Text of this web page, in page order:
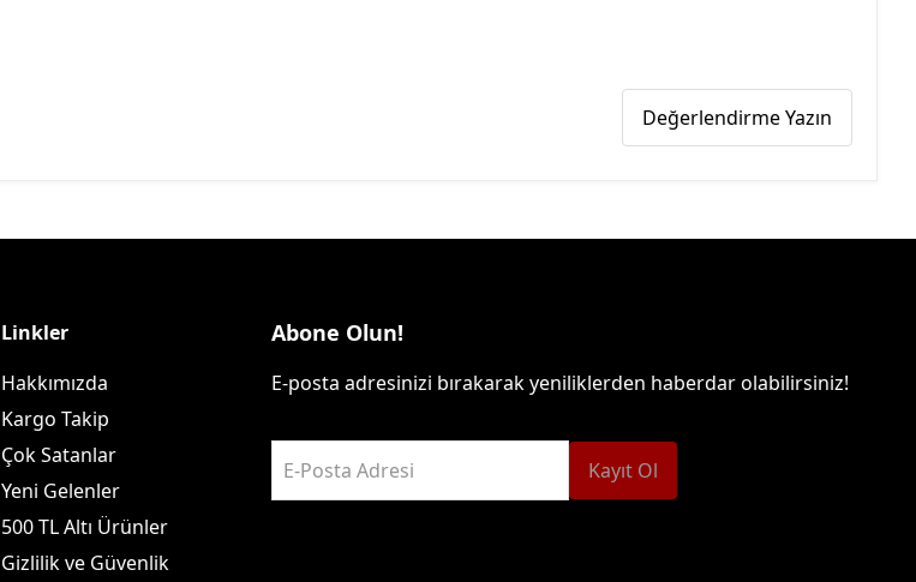
Değerlendirme Yazın
Linkler
Hakkımızda
Kargo Takip
Çok Satanlar
Yeni Gelenler
500 TL Altı Ürünler
Gizlilik ve Güvenlik
Abone Olun!
E-posta adresinizi bırakarak yeniliklerden haberdar olabilirsiniz!
E-Posta Adresi Kayıt Ol